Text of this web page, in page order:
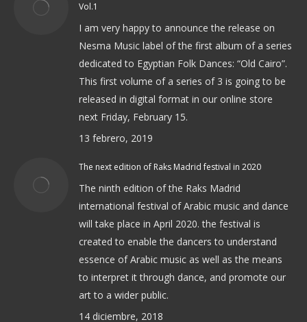
Vol.1
I am very happy to announce the release on
Nesma Music label of the first album of a series
dedicated to Egyptian Folk Dances: “Old Cairo”.
This first volume of a series of 3 is going to be
released in digital format in our online store
next Friday, February 15.
13 febrero, 2019
The next edition of Raks Madrid festival in 2020
The ninth edition of the Raks Madrid
international festival of Arabic music and dance
will take place in April 2020. the festival is
created to enable the dancers to understand
essence of Arabic music as well as the means
to interpret it through dance, and promote our
art to a wider public.
14 diciembre, 2018